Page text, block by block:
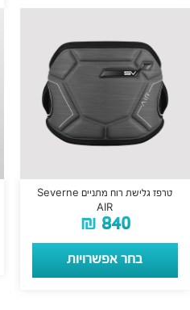
טרפז גלישת רוח מתניים Severne
AIR
₪ 840
בחר אפשרויות